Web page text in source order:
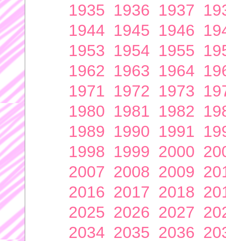
1935 1936 1937
1944 1945 1946
1953 1954 1955
1962 1963 1964
1971 1972 1973
1980 1981 1982
1989 1990 1991
1998 1999 2000
2007 2008 2009
2016 2017 2018
2025 2026 2027
2034 2035 2036